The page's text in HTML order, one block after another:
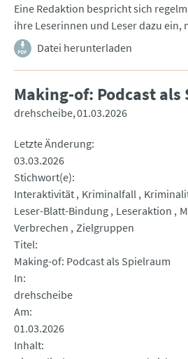
Eine Redaktion bespricht sich
ihre Leserinnen und Leser dazu ein,
Datei herunterladen
Making-of: Podcast als
drehscheibe 01.03.2026
Letzte Änderung
03.03.2026
Stichwort(e)
Interaktivität Kriminalfall
Leser-Blatt-Bindung Leseraktion
Verbrechen Zielgruppen
Titel
Making-of: Podcast als Spielraum
In
drehscheibe
Am
01.03.2026
Inhalt